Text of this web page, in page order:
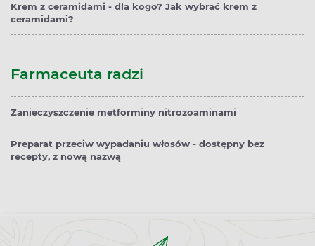
Krem z ceramidami - dla kogo? Jak wybrać krem z
ceramidami?
Farmaceuta radzi
Zanieczyszczenie metforminy nitrozoaminami
Preparat przeciw wypadaniu włosów - dostępny bez
recepty, z nową nazwą